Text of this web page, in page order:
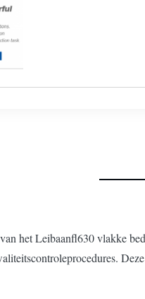
het Leibaanfl630 vlakke